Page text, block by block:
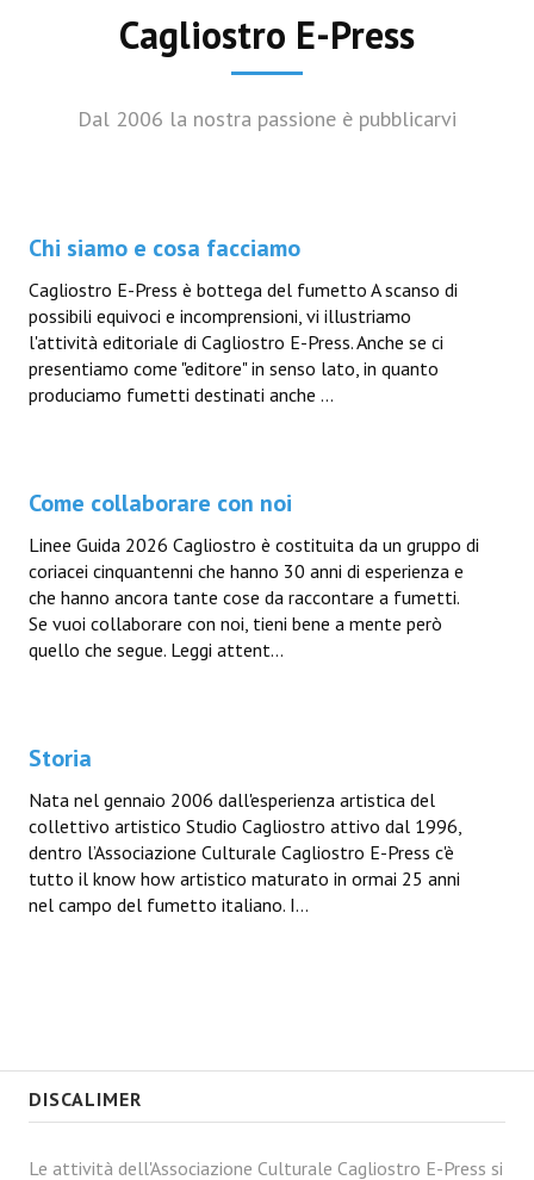
Cagliostro E-Press
Dal 2006 la nostra passione è pubblicarvi
Chi siamo e cosa facciamo
Cagliostro E-Press è bottega del fumetto A scanso di
possibili equivoci e incomprensioni, vi illustriamo
l'attività editoriale di Cagliostro E-Press. Anche se ci
presentiamo come "editore" in senso lato, in quanto
produciamo fumetti destinati anche ...
Come collaborare con noi
Linee Guida 2026 Cagliostro è costituita da un gruppo di
coriacei cinquantenni che hanno 30 anni di esperienza e
che hanno ancora tante cose da raccontare a fumetti.
Se vuoi collaborare con noi, tieni bene a mente però
quello che segue. Leggi attent...
Storia
Nata nel gennaio 2006 dall'esperienza artistica del
collettivo artistico Studio Cagliostro attivo dal 1996,
dentro l’Associazione Culturale Cagliostro E-Press c'è
tutto il know how artistico maturato in ormai 25 anni
nel campo del fumetto italiano. I...
DISCALIMER
Le attività dell'Associazione Culturale Cagliostro E-Press si